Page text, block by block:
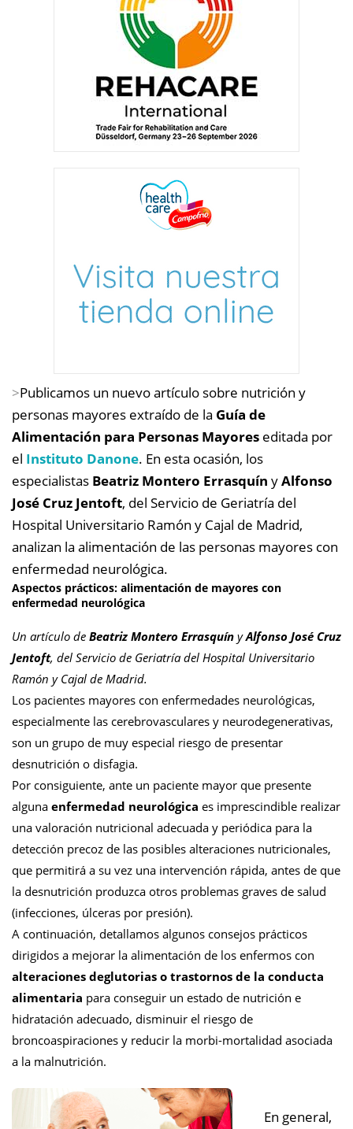
>Publicamos un nuevo artículo sobre nutrición y
personas mayores extraído de la Guía de
Alimentación para Personas Mayores editada por
el Instituto Danone. En esta ocasión, los
especialistas Beatriz Montero Errasquín yAlfonso
José Cruz Jentoft, del Servicio de Geriatría del
Hospital Universitario Ramón y Cajal de Madrid,
analizan la alimentación de las personas mayores con
enfermedad neurológica.
Aspectos prácticos: alimentación de mayores con
enfermedad neurológica
Un artículo de Beatriz Montero Errasquín yAlfonso José Cruz
Jentoft, del Servicio de Geriatría del Hospital Universitario
Ramón y Cajal de Madrid.
Los pacientes mayores con enfermedades neurológicas,
especialmente las cerebrovasculares y neurodegenerativas,
son un grupo de muy especial riesgo de presentar
desnutrición o disfagia.
Por consiguiente, ante un paciente mayor que presente
alguna enfermedad neurológica es imprescindible realizar
una valoración nutricional adecuada y periódica para la
detección precoz de las posibles alteraciones nutricionales,
que permitirá a su vez una intervención rápida, antes de que
la desnutrición produzca otros problemas graves de salud
(infecciones, úlceras por presión).
A continuación, detallamos algunos consejos prácticos
dirigidos a mejorar la alimentación de los enfermos con
alteraciones deglutorias o trastornos de la conducta
alimentaria para conseguir un estado de nutrición e
hidratación adecuado, disminuir el riesgo de
broncoaspiraciones y reducir la morbi-mortalidad asociada
a la malnutrición.
En general,